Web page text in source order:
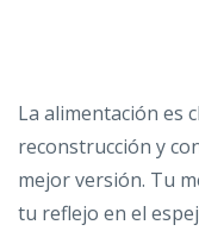
La alimentación es
reconstrucción y
mejor versión. Tu
tu reflejo en el